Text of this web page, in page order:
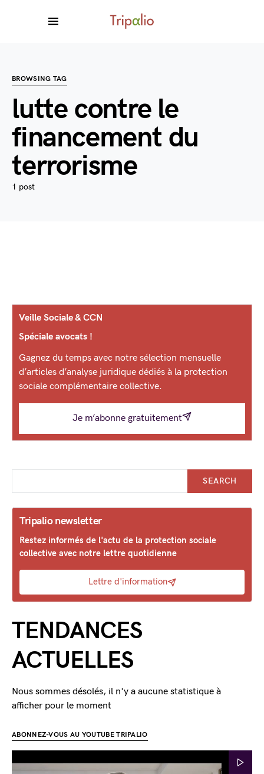
BROWSING TAG
lutte contre le
financement du
terrorisme
1 post
Veille Sociale & CCN
Spéciale avocats !
Gagnez du temps avec notre sélection mensuelle
d’articles d’analyse juridique dédiés à la protection
sociale complémentaire collective.
Je m’abonne gratuitement
SEARCH
Tripalio newsletter
Restez informés de l'actu de la protection sociale
collective avec notre lettre quotidienne
Lettre d'information
TENDANCES
ACTUELLES
Nous sommes désolés, il n'y a aucune statistique à
afficher pour le moment
ABONNEZ-VOUS AU YOUTUBE TRIPALIO